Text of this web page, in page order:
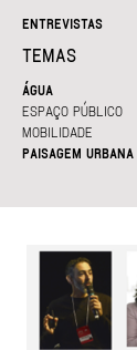
ENTREVISTAS
TEMAS
ÁGUA
ESPAÇO PÚBLICO
MOBILIDADE
PAISAGEM URBANA